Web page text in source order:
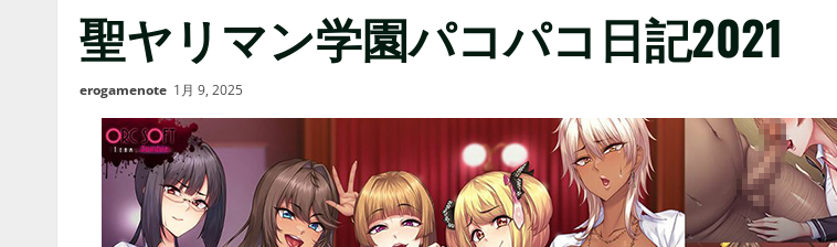
聖ヤリマン学園パコパコ日記2021
erogamenote 1月 9, 2025